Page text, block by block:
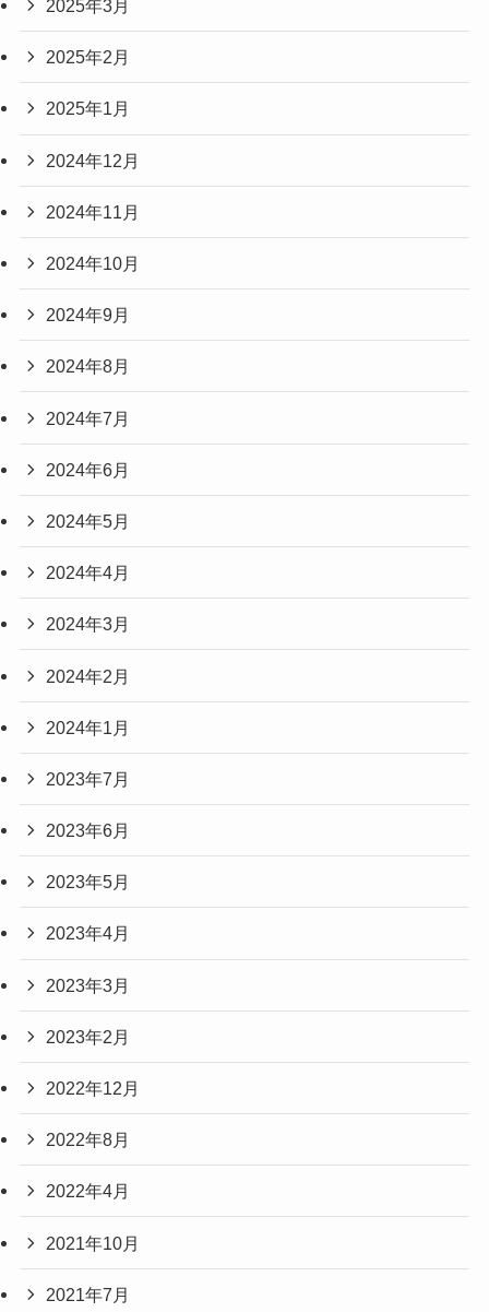
2025年3月
2025年2月
2025年1月
2024年12月
2024年11月
2024年10月
2024年9月
2024年8月
2024年7月
2024年6月
2024年5月
2024年4月
2024年3月
2024年2月
2024年1月
2023年7月
2023年6月
2023年5月
2023年4月
2023年3月
2023年2月
2022年12月
2022年8月
2022年4月
2021年10月
2021年7月